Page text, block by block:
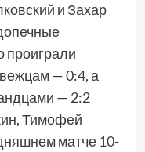
и Захар
проиграли
— 0:4, а
— 2:2
Тимофей
матче 10-